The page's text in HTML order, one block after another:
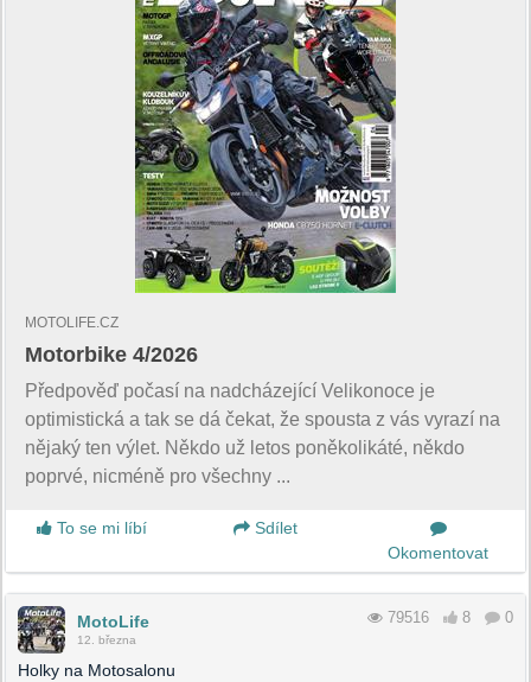
MOTOLIFE.CZ
Motorbike 4/2026
Předpověď počasí na nadcházející Velikonoce je
optimistická a tak se dá čekat, že spousta z vás vyrazí na
nějaký ten výlet. Někdo už letos poněkolikáté, někdo
poprvé, nicméně pro všechny ...
To se mi líbí
Sdílet
Okomentovat
MotoLife
12. března
79516 8 0
Holky na Motosalonu